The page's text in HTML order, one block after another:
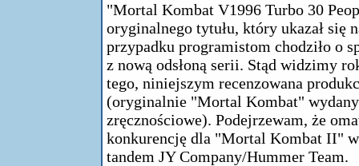
"Mortal Kombat V1996 Turbo 30
oryginalnego tytułu, który ukazał
przypadku programistom chodziło o
z nową odsłoną serii. Stąd widzimy
tego, niniejszym recenzowana
(oryginalnie "Mortal Kombat"
zręcznościowe). Podejrzewam, że
konkurencję dla "Mortal Kombat II"
tandem JY Company/Hummer Team.